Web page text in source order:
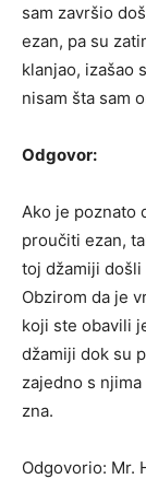
sam završio
ezan, pa su
klanjao, izašao
nisam šta sam
Odgovor:
Ako je poznato
proučiti ezan,
toj džamiji došli
Obzirom da je
koji ste obavili
džamiji dok su
zajedno s
zna.
Odgovorio: Mr.